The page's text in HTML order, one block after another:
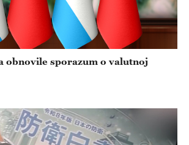
obnovile sporazum o valutnoj